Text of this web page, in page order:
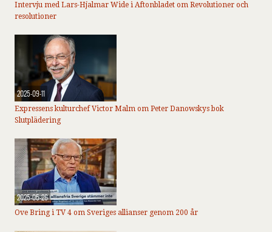
Intervju med Lars-Hjalmar Wide i Aftonbladet om Revolutioner och
resolutioner
2025-09-11
Expressens kulturchef Victor Malm om Peter Danowskys bok
Slutplädering
2025-05-26
Ove Bring i TV 4 om Sveriges allianser genom 200 år